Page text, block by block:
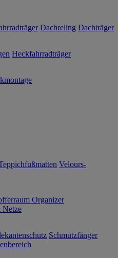
Dachreling Dachträger
Heckfahrradträger
Velours-
Organizer
Netze
Schmutzfänger